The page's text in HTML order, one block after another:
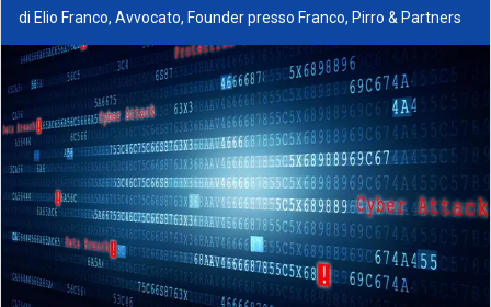
di Elio Franco, Avvocato, Founder presso Franco, Pirro & Partners